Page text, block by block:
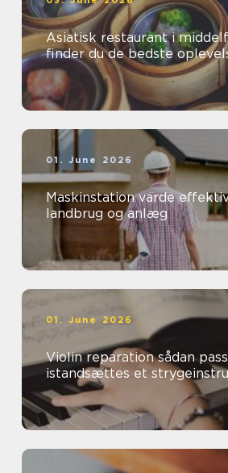
Asiatisk restaurant i middelfart
finder du de bedste
01. June 2026
Maskinstation varde effektiv hjælp til
landbrug og anlæg
01. June 2026
Violin reparation sådan passes og
istandsættes et